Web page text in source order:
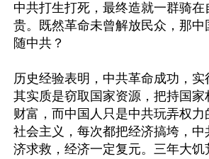
中共打生打死，最终造就一群骑在
贵。既然革命未曾解放民众，那中
随中共？
历史经验表明，中共革命成功，实
其实质是窃取国家资源，把持国家
财富，而中国人只是中共玩弄权力
社会主义，每次都把经济搞垮，
济求救，经济一定复元。三年大饥